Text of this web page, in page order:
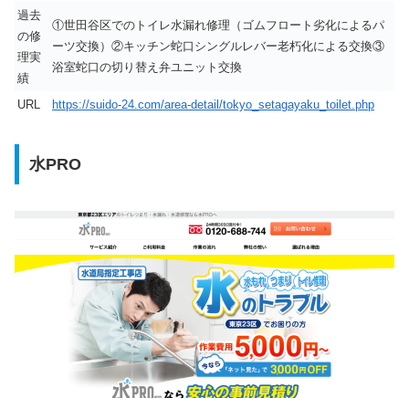
過去
の修
理実
績
①世田谷区でのトイレ水漏れ修理（ゴムフロート劣化によるパ
ーツ交換）②キッチン蛇口シングルレバー老朽化による交換③
浴室蛇口の切り替え弁ユニット交換
URL https://suido-24.com/area-detail/tokyo_setagayaku_toilet.php
水PRO